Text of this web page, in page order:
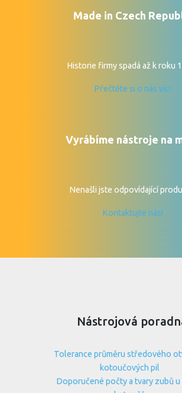
Made in Czech
Historie firmy spadá až k roku
Přečtěte si o nás víc!
Vyrábíme nástroje na
Nenašli jste odpovídající
Kontaktujte nás!
Nástrojová
Tolerance průměru středového
kotoučových pil
Doporučené počty a tvary zubů